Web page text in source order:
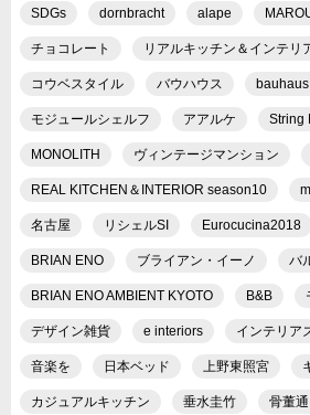
SDGs dornbracht alape
チョコレート リアルキッチン＆インテリ
コウベスタイル バウハウス bauhaus
モジュールシェルフ アアルケ String
MONOLITH ヴィンテージマンション
REAL KITCHEN＆INTERIOR season10
名古屋 リシェルSI Eurocucina2018
BRIAN ENO ブライアン・イーノ バ
BRIAN ENO AMBIENT KYOTO B&B
デザイン雑貨 e interiors インテリア
音楽を 日本ベッド 上野東照宮
カジュアルキッチン 垂水圭竹 骨董通